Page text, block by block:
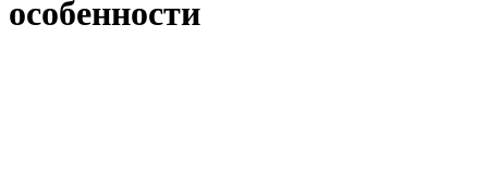
особенности